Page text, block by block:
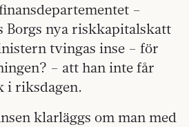
–
Borgs nya riskkapitalskatt
tvingas inse – för
– att han inte får
i riksdagen.
klarläggs om man med